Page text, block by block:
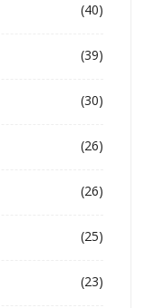
(40)
(39)
(30)
(26)
(26)
(25)
(23)